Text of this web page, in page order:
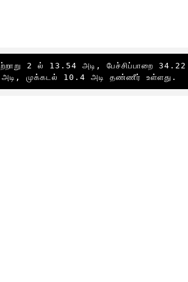
2 ல் 13.54 அடி, பேச்சிப்பாறை 34.22
அடி, முக்கடல் 10.4 அடி தண்ணீர் உள்ளது.